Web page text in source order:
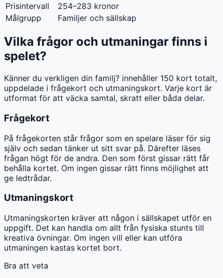
Prisintervall
254–283 kronor
Målgrupp
Familjer och sällskap
Vilka frågor och utmaningar finns i
spelet?
Känner du verkligen din familj? innehåller 150 kort totalt,
uppdelade i frågekort och utmaningskort. Varje kort är
utformat för att väcka samtal, skratt eller båda delar.
Frågekort
På frågekorten står frågor som en spelare läser för sig
själv och sedan tänker ut sitt svar på. Därefter läses
frågan högt för de andra. Den som först gissar rätt får
behålla kortet. Om ingen gissar rätt finns möjlighet att
ge ledtrådar.
Utmaningskort
Utmaningskorten kräver att någon i sällskapet utför en
uppgift. Det kan handla om allt från fysiska stunts till
kreativa övningar. Om ingen vill eller kan utföra
utmaningen kastas kortet bort.
Bra att veta